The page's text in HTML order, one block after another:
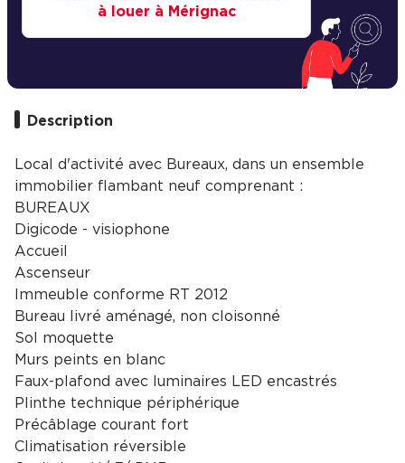
à louer à Mérignac
Description
Local d'activité avec Bureaux, dans un ensemble
immobilier flambant neuf comprenant :
BUREAUX
Digicode - visiophone
Accueil
Ascenseur
Immeuble conforme RT 2012
Bureau livré aménagé, non cloisonné
Sol moquette
Murs peints en blanc
Faux-plafond avec luminaires LED encastrés
Plinthe technique périphérique
Précâblage courant fort
Climatisation réversible